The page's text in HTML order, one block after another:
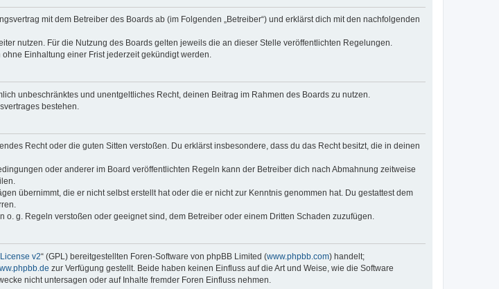
mit dem Betreiber des Boards ab (im Folgenden „Betreiber“) und erklärst dich mit den nachfolgenden
nutzen. Für die Nutzung des Boards gelten jeweils die an dieser Stelle veröffentlichten Regelungen.
Einhaltung einer Frist jederzeit gekündigt werden.
unbeschränktes und unentgeltliches Recht, deinen Beitrag im Rahmen des Boards zu nutzen.
bestehen.
Recht oder die guten Sitten verstoßen. Du erklärst insbesondere, dass du das Recht besitzt, die in deinen
oder anderer im Board veröffentlichten Regeln kann der Betreiber dich nach Abmahnung zeitweise
übernimmt, die er nicht selbst erstellt hat oder die er nicht zur Kenntnis genommen hat. Du gestattest dem
g. Regeln verstoßen oder geeignet sind, dem Betreiber oder einem Dritten Schaden zuzufügen.
v2“ (GPL) bereitgestellten Foren-Software von phpBB Limited (www.phpbb.com) handelt;
zur Verfügung gestellt. Beide haben keinen Einfluss auf die Art und Weise, wie die Software
nicht untersagen oder auf Inhalte fremder Foren Einfluss nehmen.